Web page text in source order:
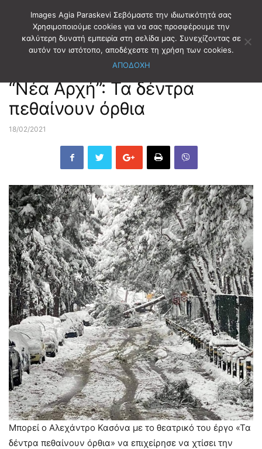
Αρχική ΠΑΡΑΤΑΞΕΙΣ Νέα Αρχή για την Αγία Παρασκευή
Νέα Αρχή για την Αγία Παρασκευή
“Νέα Αρχή”: Τα δέντρα
πεθαίνουν όρθια
18/02/2021
Μπορεί ο Αλεχάντρο Κασόνα με το θεατρικό του έργο «Τα
δέντρα πεθαίνουν όρθια» να επιχείρησε να χτίσει την
Images Agia Paraskevi Σεβόμαστε την ιδιωτικότητά σας
Χρησιμοποιούμε cookies για να σας προσφέρουμε την
καλύτερη δυνατή εμπειρία στη σελίδα μας. Συνεχίζοντας σε
αυτόν τον ιστότοπο, αποδέχεστε τη χρήση των cookies.
ΑΠΟΔΟΧΗ